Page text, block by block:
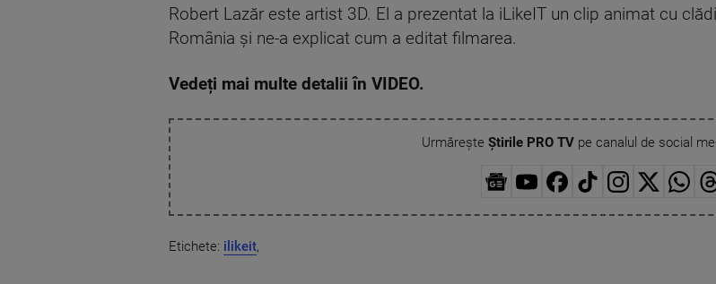
Robert Lazăr este artist 3D. El a prezentat la iLikeIT un clip animat cu
România și ne-a explicat cum a editat filmarea.
Vedeți mai multe detalii în VIDEO.
Urmărește Știrile PRO TVpe canalul de social
Etichete: ilikeit,